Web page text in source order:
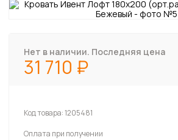
Нет в наличии. Последняя цена
31 710
Код товара:1205481
Оплата при получении